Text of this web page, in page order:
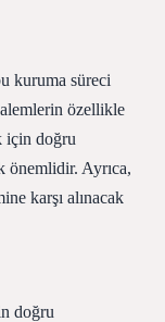
kuruma süreci
özellikle
için doğru
önemlidir. Ayrıca,
karşı alınacak
doğru